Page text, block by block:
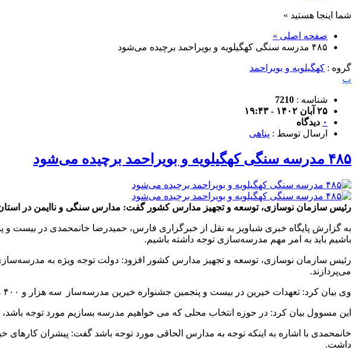
شما اینجا هستید »
صفحه اصلی »
۴۸۵ مدرسه سنگی کهگیلویه و بویراحمد برچیده می‌شود
گروه : کهگیلویه و بویراحمد
پ
شناسه : 7210
۲۵ آبان ۱۴۰۲ - ۱۹:۴۳
۰ دیدگاه
ارسال توسط : پناهی
۴۸۵ مدرسه سنگی کهگیلویه و بویراحمد برچیده می‌شود
رئیس سازمان نوسازی، توسعه و تجهیز مدارس کشور گفت: مدارس سنگی و ناایمن در استان
به گزارش پایگاه خبری شباویز به نقل از خبرگزاری فارس، حمیدرضا خانمحمدی در بیست و
باشیم باید به امر مهم مدرسه‌سازی توجه داشته باشیم.
رئیس سازمان نوسازی، توسعه و تجهیز مدارس کشور افزود: دولت توجه ویژه به مدرسه‌سازی
می‌پردازند.
وی بیان کرد: تعهدات خیرین در بیست و پنجمین جشنواره خیرین مدرسه‌ساز سه هزار و ۴۰۰ میلیارد تومان بود و امسال به ۶ هزار و ۳۰۰ میلیارد افزایش یافت.
این مسوول بیان کرد: در حوزه انتخاب محلی که می خواهیم مدرسه بسازیم مورد توجه
خانمحمدی با اشاره به اینکه توجه به مدارس الحاقی مورد توجه باشد گفت: پیشران
داشت.